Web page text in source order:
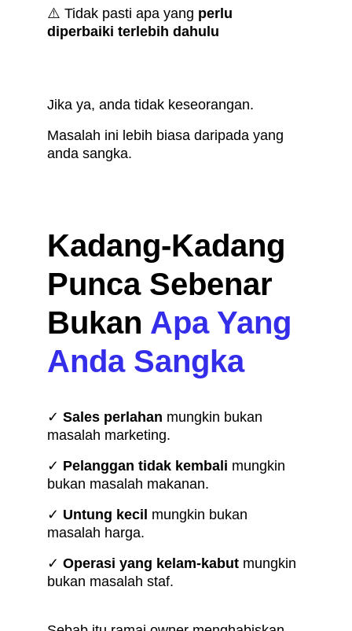
⚠️ Tidak pasti apa yang perlu
diperbaiki terlebih dahulu
Jika ya, anda tidak keseorangan.
Masalah ini lebih biasa daripada yang
anda sangka.
Kadang-Kadang
Punca Sebenar
Bukan Apa Yang
Anda Sangka
✓ Sales perlahan mungkin bukan
masalah marketing.
✓ Pelanggan tidak kembali mungkin
bukan masalah makanan.
✓ Untung kecil mungkin bukan
masalah harga.
✓ Operasi yang kelam-kabut mungkin
bukan masalah staf.